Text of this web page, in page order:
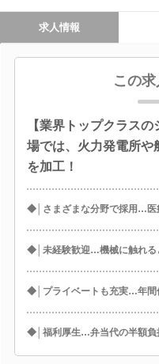
求人情報
この
【業界トップクラス
場では、火力発電所や
を加工！
◆│さまざまな分野で採用…医
◆│未経験歓迎…機械に触れる
◆│プライベートも充実…年間
◆│福利厚生…弁当代の半額負